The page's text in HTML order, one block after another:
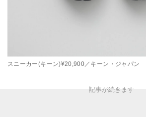
スニーカー(キーン)¥20,900／キーン・ジャパン